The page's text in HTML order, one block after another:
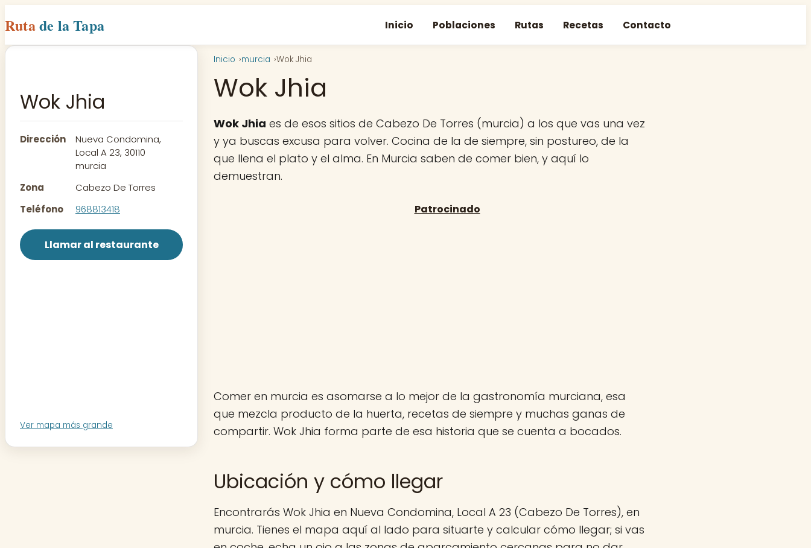
Rutade la Tapa Inicio Poblaciones Rutas Recetas Contacto
Wok Jhia
Dirección
Nueva Condomina,
Local A 23, 30110
murcia
Zona
Cabezo De Torres
Teléfono
968813418
Llamar al restaurante
Ver mapa más grande
Inicio murcia Wok Jhia
Wok Jhia
Wok Jhia es de esos sitios de Cabezo De Torres (murcia) a los que vas una vez
y ya buscas excusa para volver. Cocina de la de siempre, sin postureo, de la
que llena el plato y el alma. En Murcia saben de comer bien, y aquí lo
demuestran.
Comer en murcia es asomarse a lo mejor de la gastronomía murciana, esa
que mezcla producto de la huerta, recetas de siempre y muchas ganas de
compartir. Wok Jhia forma parte de esa historia que se cuenta a bocados.
Ubicación y cómo llegar
Encontrarás Wok Jhia en Nueva Condomina, Local A 23 (Cabezo De Torres), en
murcia. Tienes el mapa aquí al lado para situarte y calcular cómo llegar; si vas